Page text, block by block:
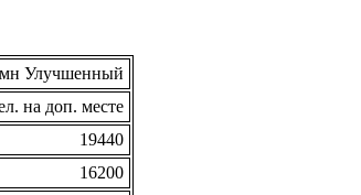
Улучшенный
на доп. месте
19440
16200